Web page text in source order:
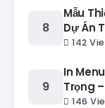
Mẫu
Dự Án
142
In
Trọng
146